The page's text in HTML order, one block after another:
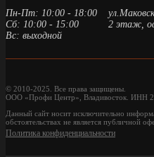
Пн-Пт: 10:00 - 18:00
Сб: 10:00 - 15:00
Вс: выходной
2 этаж,
© 2010-2025. Все права защищены.
ООО «Профи Центр», Владивосток. ИНН
Данный сайт носит исключительно
обстоятельствах не является публичной
Политика конфиденциальности